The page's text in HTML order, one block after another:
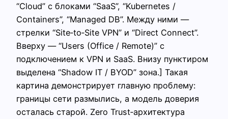
“Cloud” с блоками “SaaS”, “Kubernetes /
Containers”, “Managed DB”. Между ними —
стрелки “Site‑to‑Site VPN” и “Direct Connect”.
Вверху — “Users (Office / Remote)” с
подключением к VPN и SaaS. Внизу пунктиром
выделена “Shadow IT / BYOD” зона.] Такая
картина демонстрирует главную проблему:
границы сети размылись, а модель доверия
осталась старой. Zero Trust‑архитектура